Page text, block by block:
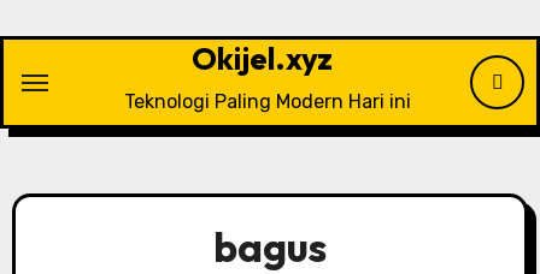
content
Okijel.xyz
Teknologi Paling Modern Hari ini
bagus